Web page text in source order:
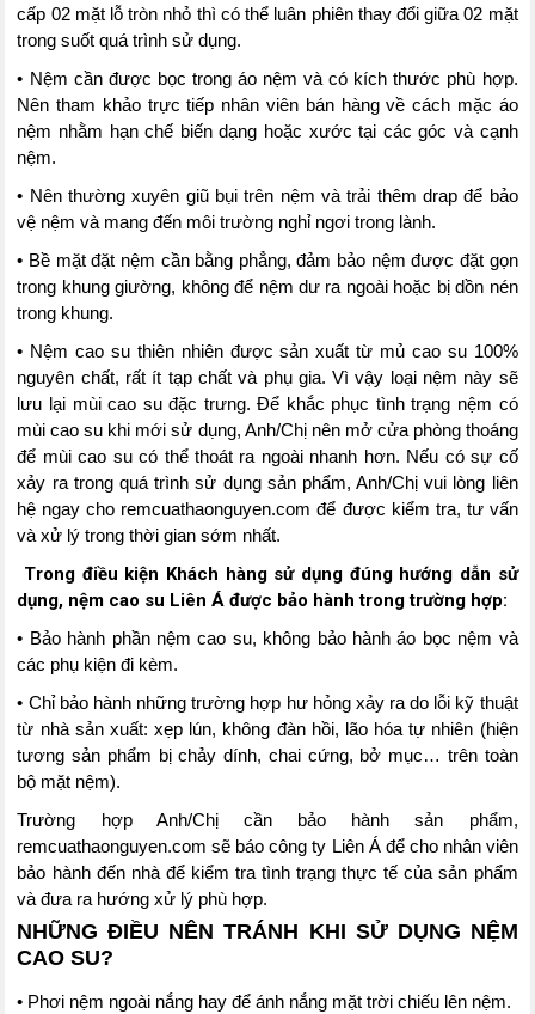
cấp 02 mặt lỗ tròn nhỏ thì có thể luân phiên thay đổi giữa 02 mặt
trong suốt quá trình sử dụng.
• Nệm cần được bọc trong áo nệm và có kích thước phù hợp.
Nên tham khảo trực tiếp nhân viên bán hàng về cách mặc áo
nệm nhằm hạn chế biến dạng hoặc xước tại các góc và cạnh
nệm.
• Nên thường xuyên giũ bụi trên nệm và trải thêm drap để bảo
vệ nệm và mang đến môi trường nghỉ ngơi trong lành.
• Bề mặt đặt nệm cần bằng phẳng, đảm bảo nệm được đặt gọn
trong khung giường, không để nệm dư ra ngoài hoặc bị dồn nén
trong khung.
• Nệm cao su thiên nhiên được sản xuất từ mủ cao su 100%
nguyên chất, rất ít tạp chất và phụ gia. Vì vậy loại nệm này sẽ
lưu lại mùi cao su đặc trưng. Để khắc phục tình trạng nệm có
mùi cao su khi mới sử dụng, Anh/Chị nên mở cửa phòng thoáng
để mùi cao su có thể thoát ra ngoài nhanh hơn. Nếu có sự cố
xảy ra trong quá trình sử dụng sản phẩm, Anh/Chị vui lòng liên
hệ ngay cho remcuathaonguyen.com để được kiểm tra, tư vấn
và xử lý trong thời gian sớm nhất.
Trong điều kiện Khách hàng sử dụng đúng hướng dẫn sử
dụng, nệm cao su Liên Á được bảo hành trong trường hợp:
• Bảo hành phần nệm cao su, không bảo hành áo bọc nệm và
các phụ kiện đi kèm.
• Chỉ bảo hành những trường hợp hư hỏng xảy ra do lỗi kỹ thuật
từ nhà sản xuất: xẹp lún, không đàn hồi, lão hóa tự nhiên (hiện
tương sản phẩm bị chảy dính, chai cứng, bở mục… trên toàn
bộ mặt nệm).
Trường hợp Anh/Chị cần bảo hành sản phẩm,
remcuathaonguyen.com sẽ báo công ty Liên Á để cho nhân viên
bảo hành đến nhà để kiểm tra tình trạng thực tế của sản phẩm
và đưa ra hướng xử lý phù hợp.
NHỮNG ĐIỀU NÊN TRÁNH KHI SỬ DỤNG NỆM
CAO SU?
• Phơi nệm ngoài nắng hay để ánh nắng mặt trời chiếu lên nệm.